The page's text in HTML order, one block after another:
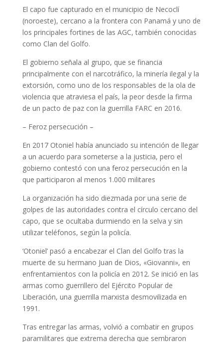
El capo fue capturado en el municipio de Necoclí
(noroeste), cercano a la frontera con Panamá y uno de
los principales fortines de las AGC, también conocidas
como Clan del Golfo.
El gobierno señala al grupo, que se financia
principalmente con el narcotráfico, la minería ilegal y la
extorsión, como uno de los responsables de la ola de
violencia que atraviesa el país, la peor desde la firma
de un pacto de paz con la guerrilla FARC en 2016.
– Feroz persecución –
En 2017 Otoniel había anunciado su intención de llegar
a un acuerdo para someterse a la justicia, pero el
gobierno contestó con una feroz persecución en la
que participaron al menos 1.000 militares
La organización ha sido diezmada por una serie de
golpes de las autoridades contra el círculo cercano del
capo, que se ocultaba durmiendo en la selva y sin
utilizar teléfonos, según la policía.
‘Otoniel’ pasó a encabezar el Clan del Golfo tras la
muerte de su hermano Juan de Dios, «Giovanni», en
enfrentamientos con la policía en 2012. Se inició en las
armas como guerrillero del Ejército Popular de
Liberación, una guerrilla marxista desmovilizada en
1991.
Tras entregar las armas, volvió a combatir en grupos
paramilitares que extrema derecha que sembraron